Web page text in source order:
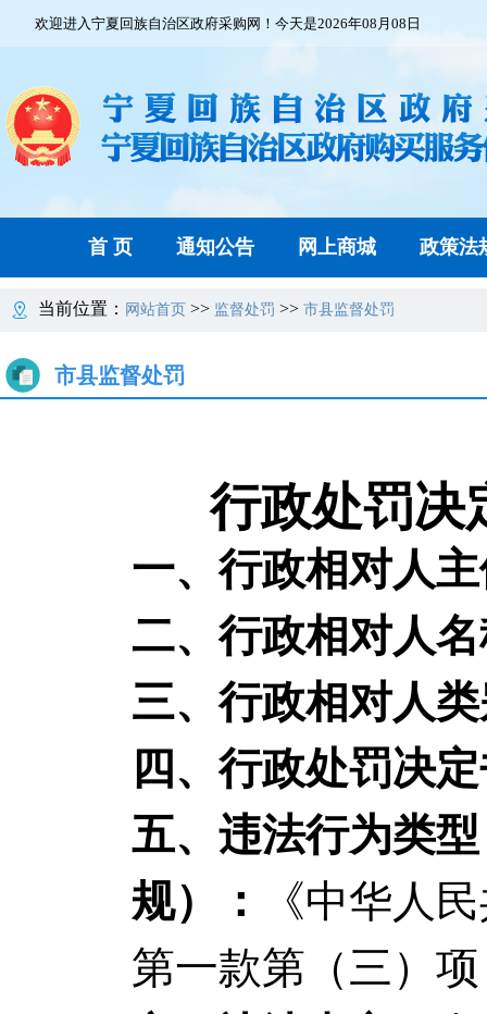
欢迎进入宁夏回族自治区政府采购网！今天是2026年08月08日
首 页 通知公告 网上商城 政策法
当前位置： 网站首页 >> 监督处罚 >> 市县监督处罚
市县监督处罚
行政处罚决
一、行政相对人
二、行政相对人
三、行政相对人
四、行政处罚决
五、违法行为类
规）：
《中华人
第一款第（三）项